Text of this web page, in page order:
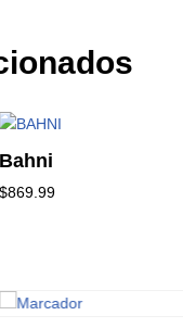
Bahni
$869.99